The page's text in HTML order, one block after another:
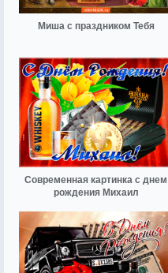
Миша с праздником Тебя
Современная картинка с днем
рождения Михаил